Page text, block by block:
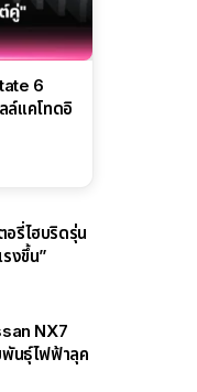
6
ล์แคโทดอิ
รี่ไฮบริดรุ่น
งขึ้น”
NX7
พันธุ์ไฟฟ้าลุค